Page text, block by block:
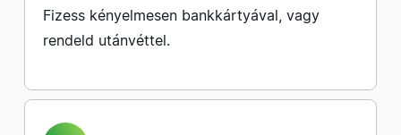
Fizess kényelmesen bankkártyával, vagy
rendeld utánvéttel.